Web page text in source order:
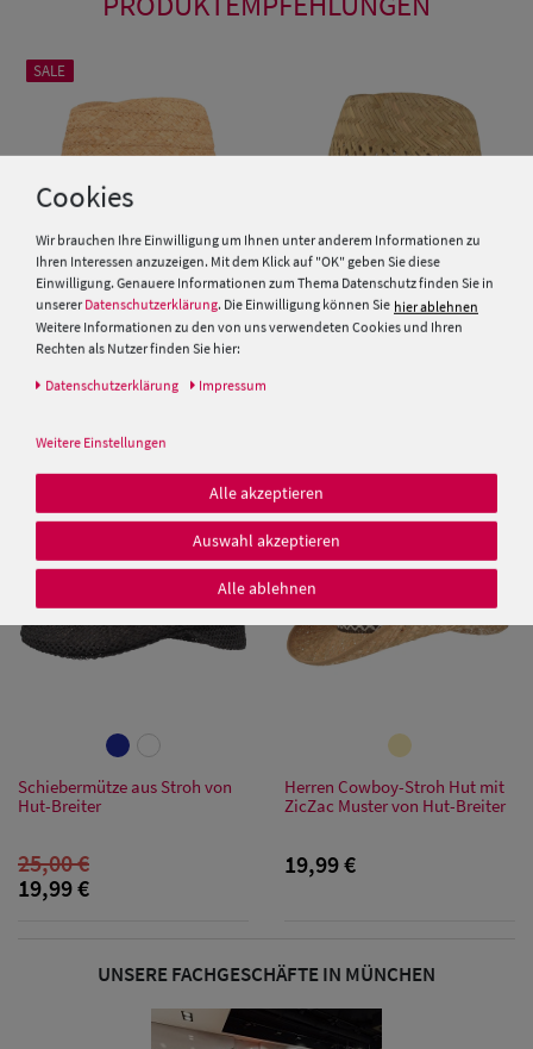
Damen Caps
Baseball Caps
Damen UV-
Damen
Damen
Sonnenschilder
SALE
Sehr leichter Stroh Trilby Hut
Hut-Breiter
19,99 €
Schiebermütze aus Stroh von
Hut-Breiter
25,00 €
19,99 €
Herren Cowboy-Stroh Hut mit
ZicZac Muster von Hut-Breiter
19,99 €
UNSERE FACHGESCHÄFTE IN MÜNCHEN
Cookies
Wir brauchen Ihre Einwilligung um Ihnen unter anderem Informationen zu
Ihren Interessen anzuzeigen. Mit dem Klick auf "OK" geben Sie diese
Einwilligung. Genauere Informationen zum Thema Datenschutz finden Sie in
unsererDatenschutzerklärung. Die Einwilligung können Sie hier ablehnen
Weitere Informationen zu den von uns verwendeten Cookies und Ihren
Rechten als Nutzer finden Sie hier:
Daten­schutz­erklärung Impressum
Weitere Einstellungen
Alle akzeptieren
Auswahl akzeptieren
Alle ablehnen